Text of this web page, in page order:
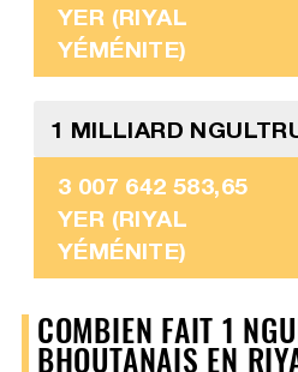
YER (RIYAL
YÉMÉNITE)
1 MILLIARD
3 007 642 583,65
YER (RIYAL
YÉMÉNITE)
COMBIEN FAIT 1
BHOUTANAIS EN